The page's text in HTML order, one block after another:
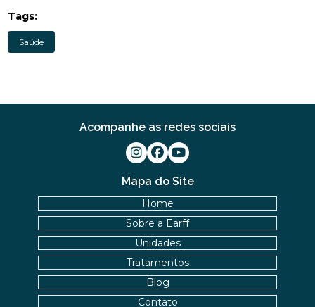
Tags:
Saúde
ENCONTRAR O MELHOR
OSTEOPATIA PERTO DE MIM: SAIBA MAIS DICAS
DIVERSAS CONDIÇÕES DE SAÚDE
SAÚDE E BEM-ESTAR
DESCUBRA OS BENEFÍCIOS E TRATAMENTOS
DISPONÍVEIS
DESCUBRA BENEFÍCIOS E TRATAMENTOS
DISPONÍVEIS
Mapa do Site
Home
Sobre a Earff
Unidades
Tratamentos
Blog
Contato
Acompanhe as redes sociais